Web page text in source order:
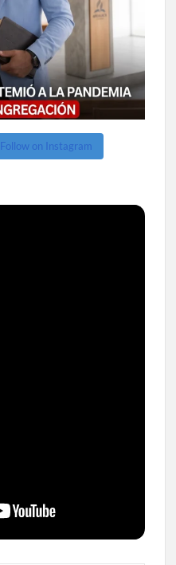
Follow on Instagram